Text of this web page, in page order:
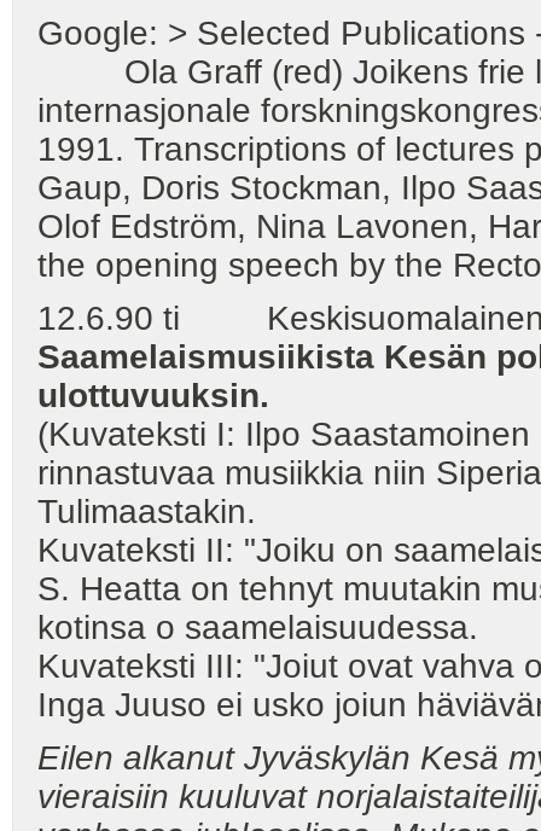
Google: > Selected Publications
Ola Graff (red) Joikens frie
internasjonale
1991. Transcriptions of lectures
Gaup, Doris Stockman, Ilpo
Olof Edström, Nina Lavonen,
the opening speech by the
12.6.90 ti Keskisuomalainen
Saamelaismusiikista Kesän
ulottuvuuksin.
(Kuvateksti I: Ilpo
rinnastuvaa musiikkia niin
Tulimaastakin.
Kuvateksti II: "Joiku on
S. Heatta on tehnyt muutakin
kotinsa o saamelaisuudessa.
Kuvateksti III: "Joiut ovat vahva
Inga Juuso ei usko joiun
Eilen alkanut Jyväskylän Kesä
vieraisiin kuuluvat